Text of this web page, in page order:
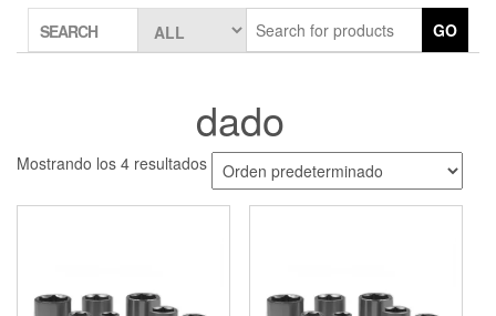
SEARCH GO
dado
Mostrando los 4 resultados